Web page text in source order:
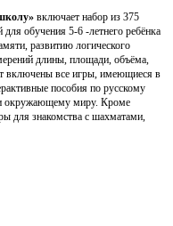
включает набор из 375
обучения 5-6 -летнего ребёнка
развитию логического
длины, площади, объёма,
включены все игры, имеющиеся в
пособия по русскому
окружающему миру. Кроме
для знакомства с шахматами,